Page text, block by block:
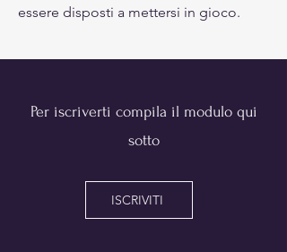
essere disposti a mettersi in gioco.
Per iscriverti compila il modulo qui
sotto
ISCRIVITI